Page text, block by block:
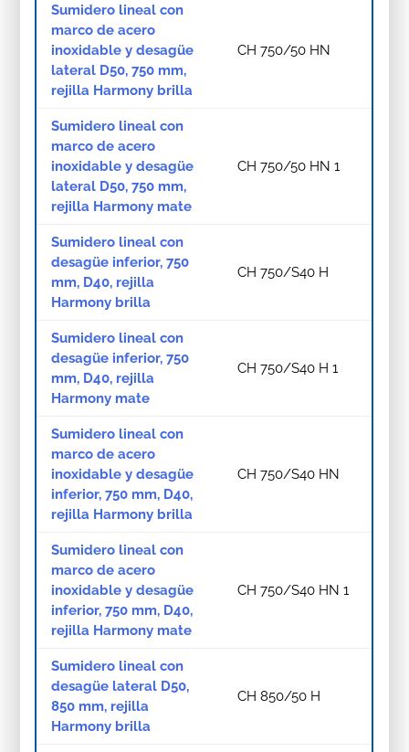
Sumidero lineal con
marco de acero
inoxidable y desagüe
lateral D50, 750 mm,
rejilla Harmony brilla
CH 750/50 HN
Sumidero lineal con
marco de acero
inoxidable y desagüe
lateral D50, 750 mm,
rejilla Harmony mate
CH 750/50 HN 1
Sumidero lineal con
desagüe inferior, 750
mm, D40, rejilla
Harmony brilla
CH 750/S40 H
Sumidero lineal con
desagüe inferior, 750
mm, D40, rejilla
Harmony mate
CH 750/S40 H 1
Sumidero lineal con
marco de acero
inoxidable y desagüe
inferior, 750 mm, D40,
rejilla Harmony brilla
CH 750/S40 HN
Sumidero lineal con
marco de acero
inoxidable y desagüe
inferior, 750 mm, D40,
rejilla Harmony mate
CH 750/S40 HN 1
Sumidero lineal con
desagüe lateral D50,
850 mm, rejilla
Harmony brilla
CH 850/50 H